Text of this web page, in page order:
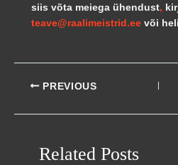
siis võta meiega ühendust,
teave@raalimeistrid.ee või
PREVIOUS
Related Posts